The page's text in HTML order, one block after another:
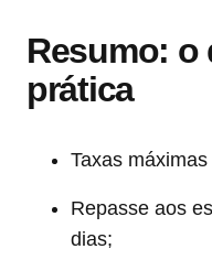
Resumo: o
prática
Taxas
Repasse aos
dias;